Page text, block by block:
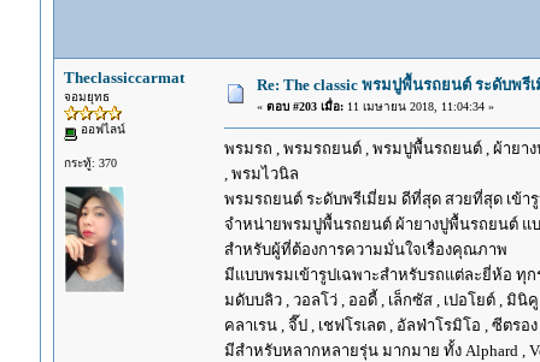
Theclassiccarmat
จอมยุทธ
ออฟไลน์
กระทู้: 370
Re: The classic พรมปูพื้นรถยนต์ ระดับพรี
« ตอบ #203 เมื่อ:11 เมษายน 2018, 11:04:34 »
พรมรถ , พรมรถยนต์ , พรมปูพื้นรถยนต์ , ผ้ายา
, พรมไวนิล
พรมรถยนต์ ระดับพรีเมี่ยม ดีที่สุด สวยที่สุด เข้ารู
จำหน่ายพรมปูพื้นรถยนต์ ผ้ายางปูพื้นรถยนต์ แบบ
สำหรับผู้ที่ต้องการความมั่นใจเรื่องคุณภาพ
มีแบบพรมเข้ารูปเฉพาะสำหรับรถแต่ละยี่ห้อ ทุก
มดับบลิว , วอลโว่ , ออดี้ , เล็กซัส , เปอโยต์ , มินิ
คลาเรน , จี๊ป , เชฟโรเลต , อัลฟ่าโรมิโอ , ซีตร
มีสำหรับหลากหลายรุ่น มากมาย ทั้ง Alphard ,